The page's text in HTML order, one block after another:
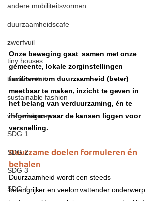
andere mobiliteitsvormen
duurzaamheidscafe
zwerfvuil
tiny houses
biodiversiteit
sustainable fashion
vliegwielgroep
SDG 1
SDG 2
SDG 3
SDG 4
Onze beweging gaat, samen met onze
gemeente, lokale zorginstellingen
faciliteren om duurzaamheid (beter)
meetbaar te maken, inzicht te geven in
het belang van verduurzaming, én te
informeren waar de kansen liggen voor
versnelling.
Duurzame doelen formuleren én
behalen
Duurzaamheid wordt een steeds
belangrijker en veelomvattender onderwerp